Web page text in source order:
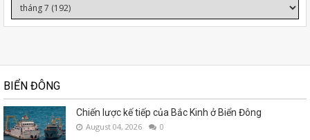
BIỂN ĐÔNG
Chiến lược kế tiếp của Bắc Kinh ở Biển Đông
August 04, 2026 0